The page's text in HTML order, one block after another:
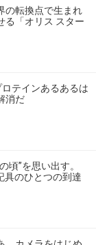
の転換点で生まれ
る「オリス スター
テインあるあるは
消だ
頃”を思い出す。
具のひとつの到達